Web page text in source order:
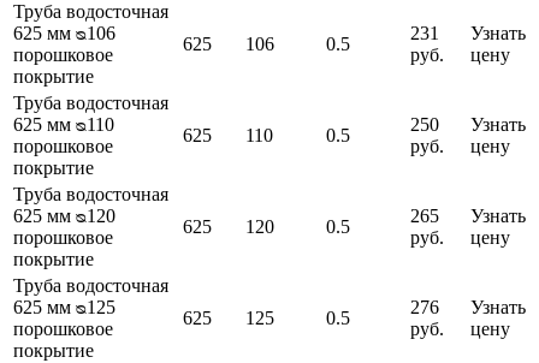
Труба водосточная
625 мм ᴓ106
порошковое
покрытие
625 106 0.5
231
руб.
Узнать
цену
Труба водосточная
625 мм ᴓ110
порошковое
покрытие
625 110 0.5
250
руб.
Узнать
цену
Труба водосточная
625 мм ᴓ120
порошковое
покрытие
625 120 0.5
265
руб.
Узнать
цену
Труба водосточная
625 мм ᴓ125
порошковое
покрытие
625 125 0.5
276
руб.
Узнать
цену